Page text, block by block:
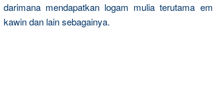
darimana mendapatkan logam mulia terutama
kawin dan lain sebagainya.